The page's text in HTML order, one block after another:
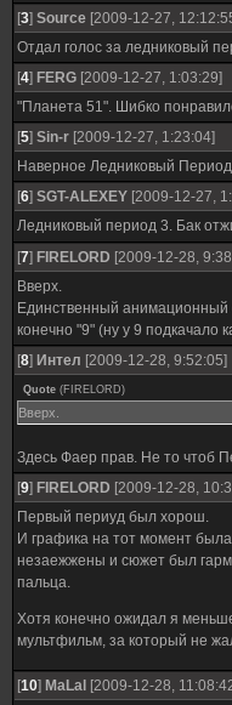
[3] Source [2009-12-27,
Отдал голос за ледниковый
[4] FERG [2009-12-27, 1:03:29]
"Планета 51". Шибко
[5] Sin-r [2009-12-27, 1:23:04]
Наверное Ледниковый
[6] SGT-ALEXEY [2009-12-27,
Ледниковый период 3. Бак
[7] FIRELORD [2009-12-28,
Вверх.
Единственный анимационный
конечно "9" (ну у 9 подкачало
[8] Интел [2009-12-28, 9:52:05]
Quote (FIRELORD)
Вверх.
Здесь Фаер прав. Не то чтоб
[9] FIRELORD [2009-12-28,
Первый периуд был хорош.
И графика на тот момент
незаежжены и сюжет был
пальца.
Хотя конечно ожидал я
мультфильм, за который не
[10] MaLal [2009-12-28,